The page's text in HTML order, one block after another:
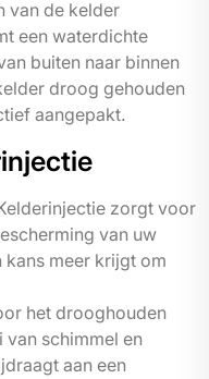
van de kelder
een waterdichte
buiten naar binnen
droog gehouden
aangepakt.
zorgt voor
van uw
meer krijgt om
het drooghouden
schimmel en
aan een